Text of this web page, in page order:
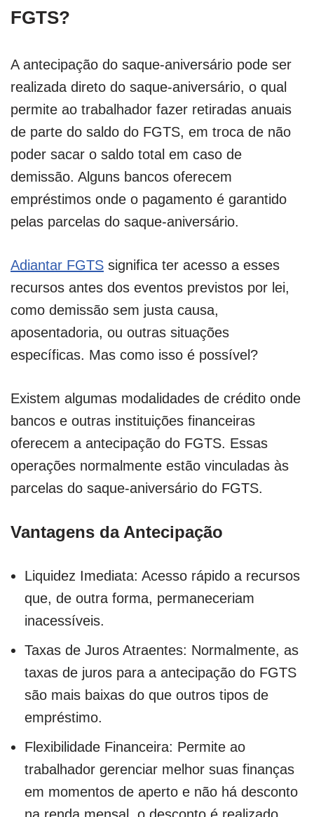
FGTS?
A antecipação do saque-aniversário pode ser
realizada direto do saque-aniversário, o qual
permite ao trabalhador fazer retiradas anuais
de parte do saldo do FGTS, em troca de não
poder sacar o saldo total em caso de
demissão. Alguns bancos oferecem
empréstimos onde o pagamento é garantido
pelas parcelas do saque-aniversário.
Adiantar FGTS significa ter acesso a esses
recursos antes dos eventos previstos por lei,
como demissão sem justa causa,
aposentadoria, ou outras situações
específicas. Mas como isso é possível?
Existem algumas modalidades de crédito onde
bancos e outras instituições financeiras
oferecem a antecipação do FGTS. Essas
operações normalmente estão vinculadas às
parcelas do saque-aniversário do FGTS.
Vantagens da Antecipação
Liquidez Imediata: Acesso rápido a recursos
que, de outra forma, permaneceriam
inacessíveis.
Taxas de Juros Atraentes: Normalmente, as
taxas de juros para a antecipação do FGTS
são mais baixas do que outros tipos de
empréstimo.
Flexibilidade Financeira: Permite ao
trabalhador gerenciar melhor suas finanças
em momentos de aperto e não há desconto